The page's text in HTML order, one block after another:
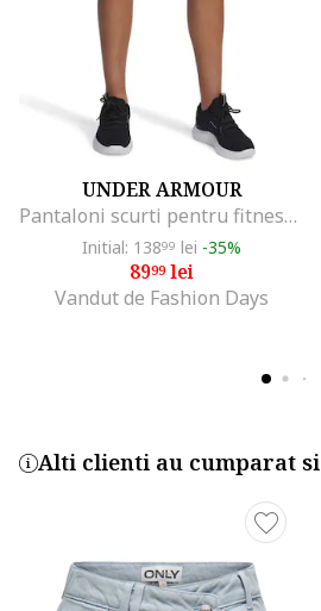
UNDER ARMOUR
Pantaloni scurti pentru fitness Tech™ Play Up, Alb/Negru
Initial: 13899 lei -35%
8999lei
Vandut de Fashion Days
Alti clienti au cumparat si